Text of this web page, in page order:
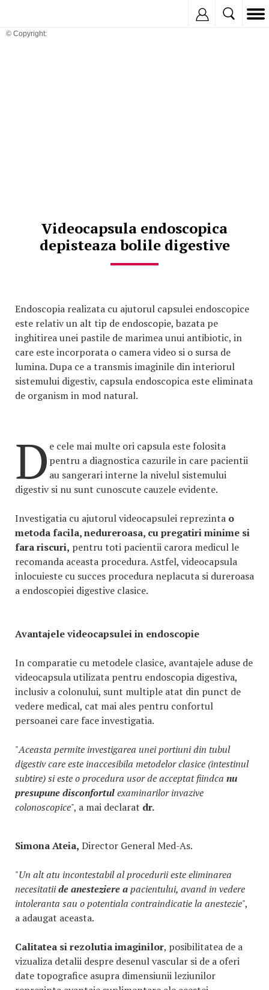
© Copyright:
Videocapsula endoscopica
depisteaza bolile digestive
Endoscopia realizata cu ajutorul capsulei endoscopice
este relativ un alt tip de endoscopie, bazata pe
inghitirea unei pastile de marimea unui antibiotic, in
care este incorporata o camera video si o sursa de
lumina. Dupa ce a transmis imaginile din interiorul
sistemului digestiv, capsula endoscopica este eliminata
de organism in mod natural.
D e cele mai multe ori capsula este folosita
pentru a diagnostica cazurile in care pacientii
au sangerari interne la nivelul sistemului
digestiv si nu sunt cunoscute cauzele evidente.
Investigatia cu ajutorul videocapsulei reprezinta o
metoda facila, nedureroasa, cu pregatiri minime si
fara riscuri, pentru toti pacientii carora medicul le
recomanda aceasta procedura. Astfel, videocapsula
inlocuieste cu succes procedura neplacuta si dureroasa
a endoscopiei digestive clasice.
Avantajele videocapsulei in endoscopie
In comparatie cu metodele clasice, avantajele aduse de
videocapsula utilizata pentru endoscopia digestiva,
inclusiv a colonului, sunt multiple atat din punct de
vedere medical, cat mai ales pentru confortul
persoanei care face investigatia.
"Aceasta permite investigarea unei portiuni din tubul
digestiv care este inaccesibila metodelor clasice (intestinul
subtire) si este o procedura usor de acceptat fiindca nu
presupune disconfortulexaminarilor invazive
colonoscopice", a mai declarat dr.
Simona Ateia, Director General Med-As.
"Un alt atu incontestabil al procedurii este eliminarea
necesitatiide anesteziere apacientului, avand in vedere
intoleranta sau o potentiala contraindicatie la anestezie",
a adaugat aceasta.
Calitatea si rezolutia imaginilor, posibilitatea de a
vizualiza detalii despre desenul vascular si de a oferi
date topografice asupra dimensiunii leziunilor